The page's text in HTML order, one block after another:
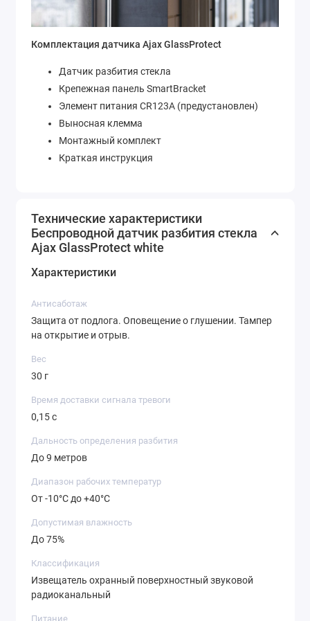
Комплектация датчика Ajax GlassProtect
Датчик разбития стекла
Крепежная панель SmartBracket
Элемент питания CR123A (предустановлен)
Выносная клемма
Монтажный комплект
Краткая инструкция
Технические характеристики
Беспроводной датчик разбития стекла
Ajax GlassProtect white
Характеристики
Антисаботаж
Защита от подлога. Оповещение о глушении. Тампер
на открытие и отрыв.
Вес
30 г
Время доставки сигнала тревоги
0,15 с
Дальность определения разбития
До 9 метров
Диапазон рабочих температур
От -10°С до +40°С
Допустимая влажность
До 75%
Классификация
Извещатель охранный поверхностный звуковой
радиоканальный
Питание